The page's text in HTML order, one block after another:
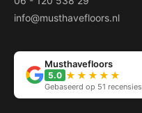
info@musthavefloors.nl
Musthavefloors
5.0 ★★★★★
Gebaseerd op 51 recensies